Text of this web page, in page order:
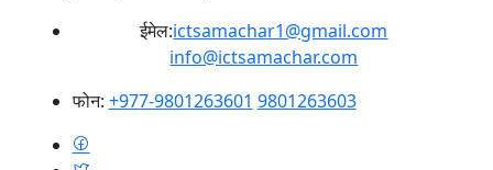
ईमेल:ictsamachar1@gmail.com
info@ictsamachar.com
फोन: +977-9801263601 9801263603